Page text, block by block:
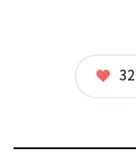
좋
32